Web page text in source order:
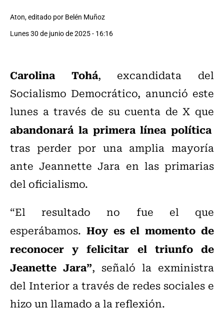
Aton, editado por Belén Muñoz
Lunes 30 de junio de 2025 - 16:16
Carolina Tohá, excandidata del
Socialismo Democrático, anunció este
lunes a través de su cuenta de X que
abandonará la primera línea política
tras perder por una amplia mayoría
ante Jeannette Jara en las primarias
del oficialismo.
“El resultado no fue el que
esperábamos. Hoy es el momento de
reconocer y felicitar el triunfo de
Jeanette Jara”, señaló la exministra
del Interior a través de redes sociales e
hizo un llamado a la reflexión.